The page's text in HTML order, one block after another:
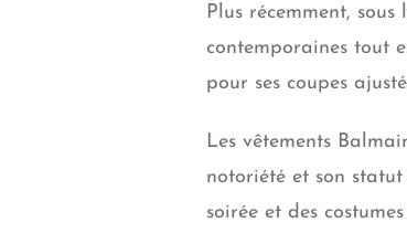
Plus récemment,
contemporaines tout
pour ses coupes
Les vêtements
notoriété et son
soirée et des